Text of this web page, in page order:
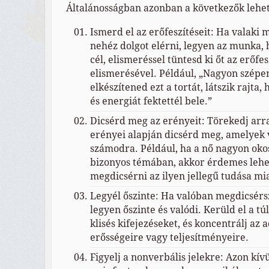
Általánosságban azonban a következők
Ismerd el az erőfeszítéseit: Ha valaki
nehéz dolgot elérni, legyen az munka,
cél, elismeréssel tüntesd ki őt az
elismerésével. Például, „Nagyon
elkészítened ezt a tortát, látszik rajta,
és energiát fektettél bele.”
Dicsérd meg az erényeit: Törekedj
erényei alapján dicsérd meg, amelyek
számodra. Például, ha a nő nagyon
bizonyos témában, akkor érdemes
megdicsérni az ilyen jellegű tudása
Legyél őszinte: Ha valóban
legyen őszinte és valódi. Kerüld el a
klisés kifejezéseket, és koncentrálj az
erősségeire vagy teljesítményeire.
Figyelj a nonverbális jelekre: Azon